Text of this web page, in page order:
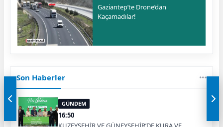
Gaziantep’te Drone’dan
Kaçamadılar!
Son Haberler
GÜNDEM
16:50